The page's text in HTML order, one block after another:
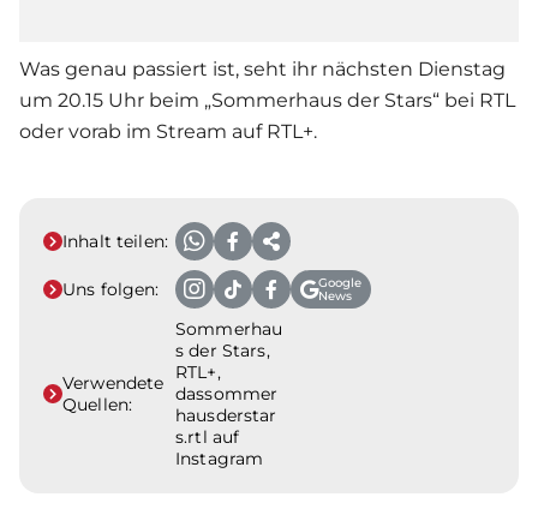
Was genau passiert ist, seht ihr nächsten Dienstag
um 20.15 Uhr beim „Sommerhaus der Stars“ bei RTL
oder vorab im Stream auf RTL+.
Inhalt teilen:
Uns folgen:
Google
News
Verwendete
Quellen:
Sommerhau
s der Stars,
RTL+,
dassommer
hausderstar
s.rtl auf
Instagram